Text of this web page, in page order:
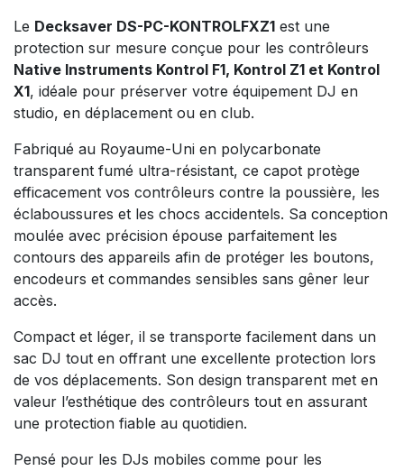
Le Decksaver DS-PC-KONTROLFXZ1 est une
protection sur mesure conçue pour les contrôleurs
Native Instruments Kontrol F1, Kontrol Z1 et Kontrol
X1, idéale pour préserver votre équipement DJ en
studio, en déplacement ou en club.
Fabriqué au Royaume-Uni en polycarbonate
transparent fumé ultra-résistant, ce capot protège
efficacement vos contrôleurs contre la poussière, les
éclaboussures et les chocs accidentels. Sa conception
moulée avec précision épouse parfaitement les
contours des appareils afin de protéger les boutons,
encodeurs et commandes sensibles sans gêner leur
accès.
Compact et léger, il se transporte facilement dans un
sac DJ tout en offrant une excellente protection lors
de vos déplacements. Son design transparent met en
valeur l’esthétique des contrôleurs tout en assurant
une protection fiable au quotidien.
Pensé pour les DJs mobiles comme pour les